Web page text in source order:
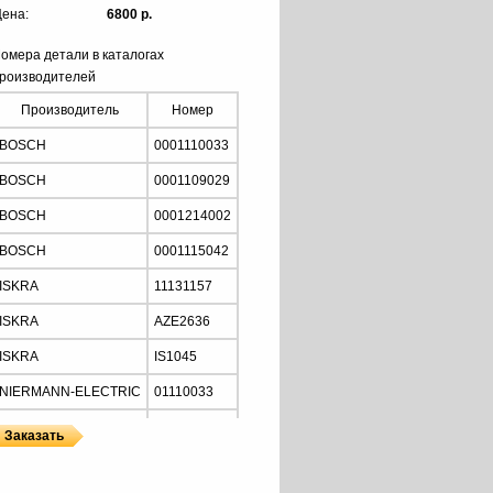
6800 р.
детали в каталогах
Производитель Номер
BOSCH 0001110033
BOSCH 0001109029
BOSCH 0001214002
BOSCH 0001115042
ISKRA 11131157
ISKRA AZE2636
ISKRA IS1045
NIERMANN-ELECTRIC 01110033